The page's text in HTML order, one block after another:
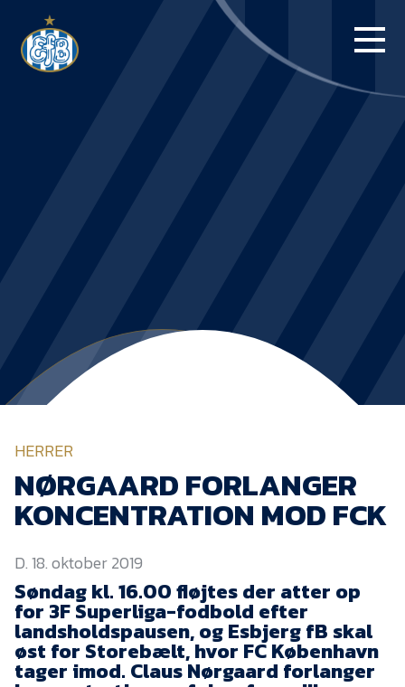
BLUE WATER
NYHEDER
EfB Akademi
Sydvestjysk Fodbold
Samarbejde
Partnere
Blue Water Arena
HERRER
NØRGAARD FORLANGER
KONCENTRATION MOD FCK
D. 18. oktober 2019
Søndag kl. 16.00 fløjtes der atter op
for 3F Superliga-fodbold efter
landsholdspausen, og Esbjerg fB skal
øst for Storebælt, hvor FC København
tager imod. Claus Nørgaard forlanger